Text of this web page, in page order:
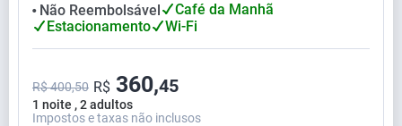
⬤ Não Reembolsável
Café da Manhã
Estacionamento
Wi-Fi
1 noite , 2 adultos
R$ 400,50 R$ 360,45
Impostos e taxas não inclusos